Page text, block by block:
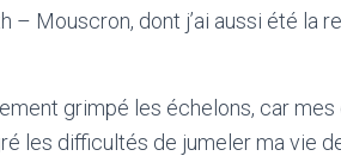
– Mouscron, dont j’ai aussi été la
grimpé les échelons, car
les difficultés de jumeler ma vie